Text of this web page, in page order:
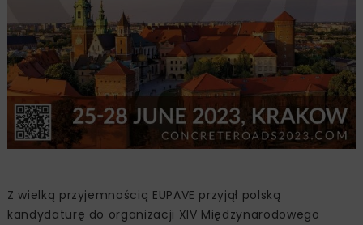
Z wielką przyjemnością EUPAVE przyjął polską
kandydaturę do organizacji XIV Międzynarodowego